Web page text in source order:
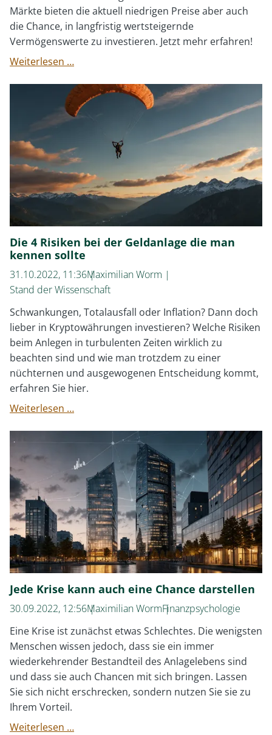
Märkte bieten die aktuell niedrigen Preise aber auch
die Chance, in langfristig wertsteigernde
Vermögenswerte zu investieren. Jetzt mehr erfahren!
Weiterlesen …Sind
irrational,
wenn
es
ihre
Investments
geht?
Die 4 Risiken bei der Geldanlage die man
kennen sollte
31.10.2022, 11:36Maximilian Worm
Stand der Wissenschaft
Schwankungen, Totalausfall oder Inflation? Dann doch
lieber in Kryptowährungen investieren? Welche Risiken
beim Anlegen in turbulenten Zeiten wirklich zu
beachten sind und wie man trotzdem zu einer
nüchternen und ausgewogenen Entscheidung kommt,
erfahren Sie hier.
Weiterlesen …Die
der
Geldanlage
die
man
kennen
sollte
Jede Krise kann auch eine Chance darstellen
30.09.2022, 12:56Maximilian WormFinanzpsychologie
Eine Krise ist zunächst etwas Schlechtes. Die wenigsten
Menschen wissen jedoch, dass sie ein immer
wiederkehrender Bestandteil des Anlagelebens sind
und dass sie auch Chancen mit sich bringen. Lassen
Sie sich nicht erschrecken, sondern nutzen Sie sie zu
Ihrem Vorteil.
Weiterlesen …Jede